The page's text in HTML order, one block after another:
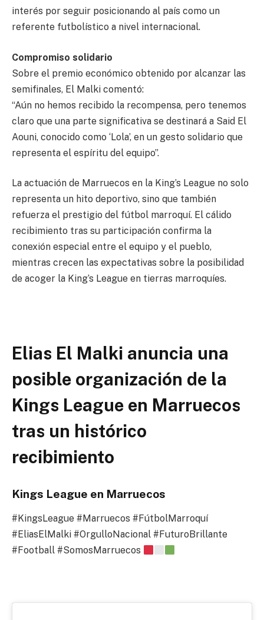
interés por seguir posicionando al país como un
referente futbolístico a nivel internacional.
Compromiso solidario
Sobre el premio económico obtenido por alcanzar las
semifinales, El Malki comentó:
“Aún no hemos recibido la recompensa, pero tenemos
claro que una parte significativa se destinará a Said El
Aouni, conocido como ‘Lola’, en un gesto solidario que
representa el espíritu del equipo”.
La actuación de Marruecos en la King’s League no solo
representa un hito deportivo, sino que también
refuerza el prestigio del fútbol marroquí. El cálido
recibimiento tras su participación confirma la
conexión especial entre el equipo y el pueblo,
mientras crecen las expectativas sobre la posibilidad
de acoger la King’s League en tierras marroquíes.
Elias El Malki anuncia una
posible organización de la
Kings League en Marruecos
tras un histórico
recibimiento
Kings League en Marruecos
#KingsLeague #Marruecos #FútbolMarroquí
#EliasElMalki #OrgulloNacional #FuturoBrillante
#Football #SomosMarruecos